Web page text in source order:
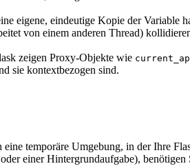
eigene, eindeutige Kopie der Variable
von einem anderen Thread)
zeigen Proxy-Objekte wie
sie kontextbezogen sind.
temporäre Umgebung, in der Ihre
einer Hintergrundaufgabe),